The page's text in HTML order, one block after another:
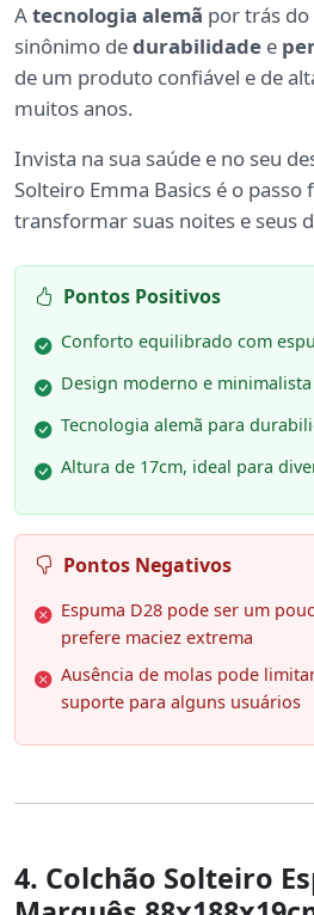
Atecnologia alemã por trás do
sinônimo dedurabilidade e
de um produto confiável e de
muitos anos.
Invista na sua saúde e no seu
Solteiro Emma Basics é o
transformar suas noites e seus
Pontos Positivos
Conforto equilibrado com
Design moderno e minimalista
Tecnologia alemã para
Altura de 17cm, ideal para
Pontos Negativos
Espuma D28 pode ser um
prefere maciez extrema
Ausência de molas pode
suporte para alguns usuários
4. Colchão Solteiro